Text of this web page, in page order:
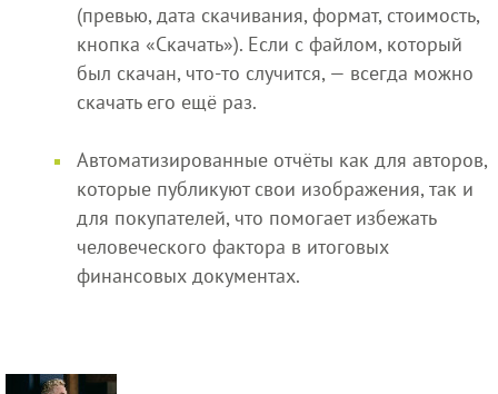
(превью, дата скачивания, формат, стоимость,
кнопка «Скачать»). Если с файлом, который
был скачан, что‑то случится, — всегда можно
скачать его ещё раз.
Автоматизированные отчёты как для авторов,
которые публикуют свои изображения, так и
для покупателей, что помогает избежать
человеческого фактора в итоговых
финансовых документах.